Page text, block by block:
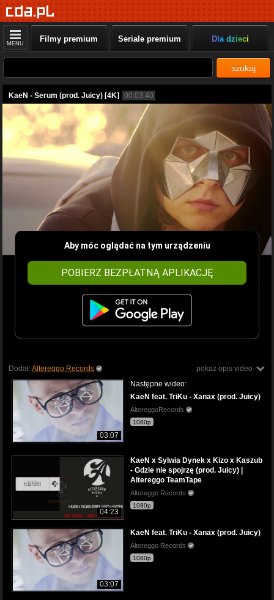
MENU Filmy premium Seriale premium Dla dzieci
szukaj
KaeN - Serum (prod. Juicy) [4K] 00:03:40
Aby móc oglądać na tym urządzeniu
POBIERZ BEZPŁATNĄ APLIKACJĘ
pokaż opis video
Dodał:Altereggo Records
03:07
Następne wideo:
KaeN feat. TriKu - Xanax (prod. Juicy)
AltereggoRecords
1080p
04:23
KaeN x Sylwia Dynek x Kizo x Kaszub
- Gdzie nie spojrzę (prod. Juicy) |
Altereggo TeamTape
Altereggo Records
1080p
03:07
KaeN feat. TriKu - Xanax (prod. Juicy)
Altereggo Records
1080p